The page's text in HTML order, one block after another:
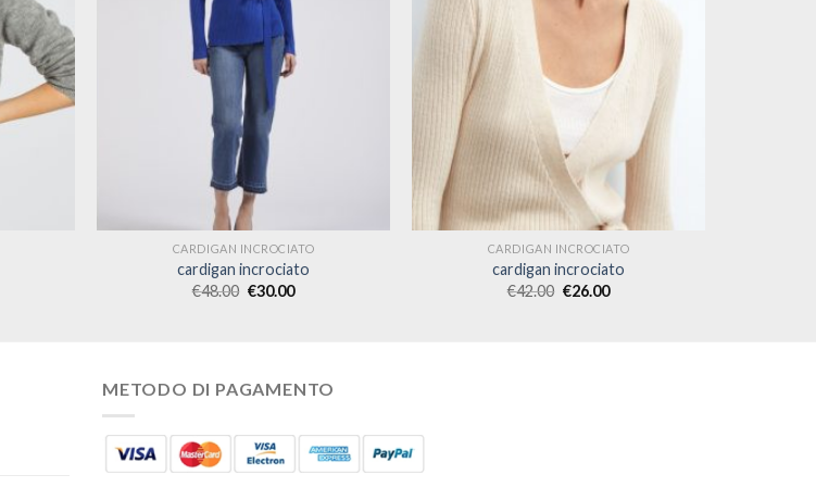
CARDIGAN INCROCIATO
cardigan incrociato
€48.00 €30.00
CARDIGAN INCROCIATO
cardigan incrociato
€42.00 €26.00
METODO DI PAGAMENTO